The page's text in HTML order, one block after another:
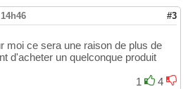
#3
moi ce sera une raison de plus de
d'acheter un quelconque produit
1
4